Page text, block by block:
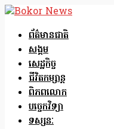
ព័ត៌មានជាតិ
សង្គម
សេដ្ឋកិច្ច
ជីវិតកម្សាន្ត
ពិភពលោក
បច្ចេកវិទ្យា
ទស្សនៈ